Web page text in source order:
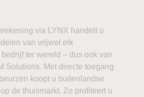
via LYNX handelt u
van vrijwel elk
ter wereld – dus ook van
Solutions. Met directe toegang
koopt u buitenlandse
de thuismarkt. Zo profiteert u